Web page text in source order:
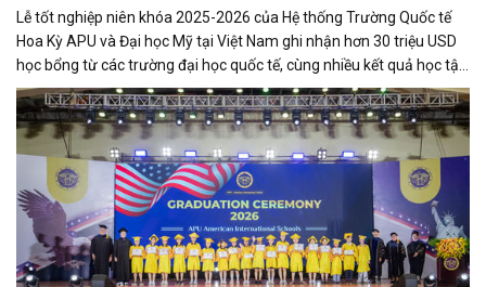
Lễ tốt nghiệp niên khóa 2025-2026 của Hệ thống Trường Quốc tế
Hoa Kỳ APU và Đại học Mỹ tại Việt Nam ghi nhận hơn 30 triệu USD
học bổng từ các trường đại học quốc tế, cùng nhiều kết quả học tập
đáng chú ý của học sinh và sinh viên trong năm học vừa qua.